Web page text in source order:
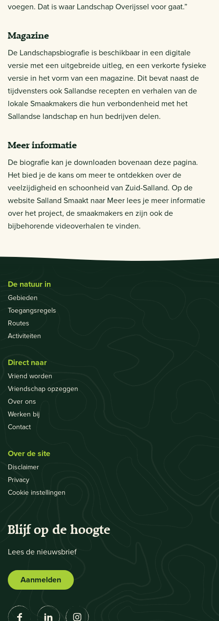
voegen. Dat is waar Landschap Overijssel voor gaat.”
Magazine
De Landschapsbiografie is beschikbaar in een digitale
versie met een uitgebreide uitleg, en een verkorte fysieke
versie in het vorm van een magazine. Dit bevat naast de
tijdvensters ook Sallandse recepten en verhalen van de
lokale Smaakmakers die hun verbondenheid met het
Sallandse landschap en hun bedrijven delen.
Meer informatie
De biografie kan je downloaden bovenaan deze pagina.
Het bied je de kans om meer te ontdekken over de
veelzijdigheid en schoonheid van Zuid-Salland. Op de
website Salland Smaakt naar Meer lees je meer informatie
over het project, de smaakmakers en zijn ook de
bijbehorende videoverhalen te vinden.
De natuur in
Gebieden
Toegangsregels
Routes
Activiteiten
Direct naar
Vriend worden
Vriendschap opzeggen
Over ons
Werken bij
Contact
Over de site
Disclaimer
Privacy
Cookie instellingen
Blijf op de hoogte
Lees de nieuwsbrief
Aanmelden